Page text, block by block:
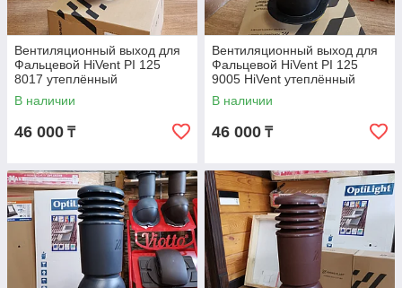
Вентиляционный выход для
Фальцевой HiVent PI 125
8017 утеплённый
В наличии
46 000 ₸
Вентиляционный выход для
Фальцевой HiVent PI 125
9005 HiVent утеплённый
В наличии
46 000 ₸